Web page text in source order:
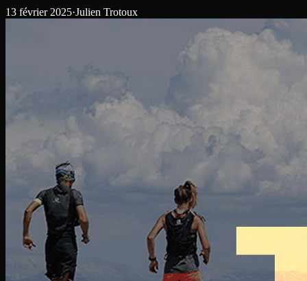
13 février 2025·Julien Trotoux